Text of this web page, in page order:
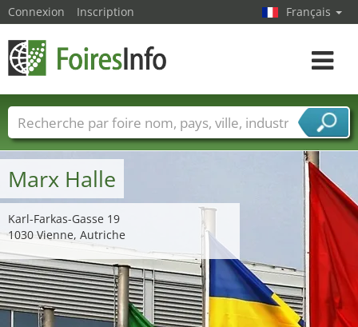
Marx Halle
Karl-Farkas-Gasse 19
1030 Vienne, Autriche
Connexion Inscription Français
Toggle
Foire noms Pays Villes
Secteurs de foire
Secteurs du fournisseur de services